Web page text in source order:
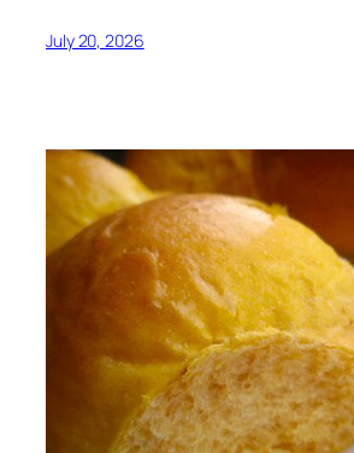
July 20, 2026